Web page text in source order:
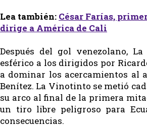
Lea también: César Farías,
dirige a América de Cali
Después del gol venezolano,
esférico a los dirigidos por
a dominar los acercamientos al
Benítez. La Vinotinto se metió
su arco al final de la primera
un tiro libre peligroso para
consecuencias.